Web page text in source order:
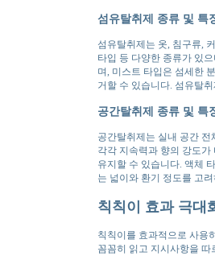
섬유탈취제 종류 및 특
섬유탈취제는 옷, 침구류,
타입 등 다양한 종류가 있
며, 미스트 타입은 섬세한
거할 수 있습니다. 섬유탈
공간탈취제 종류 및 특
공간탈취제는 실내 공간
각각 지속력과 향의 강도
유지할 수 있습니다. 액체
는 넓이와 환기 정도를 고
칙칙이 효과 극대
칙칙이를 효과적으로 사용
꼼꼼히 읽고 지시사항을